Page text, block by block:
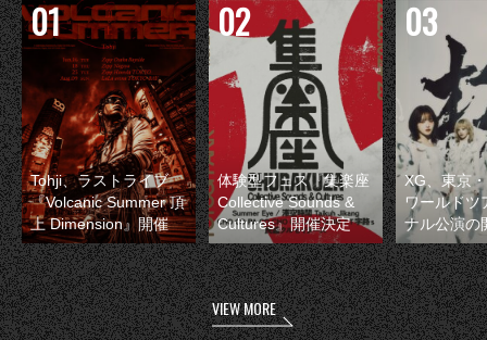
Tohji、ラストライブ
『Volcanic Summer 頂
上 Dimension』開催
体験型フェス『集楽座
Collective Sounds &
Cultures』開催決定
XG、東京
ワールドツ
ナル公演の
VIEW MORE